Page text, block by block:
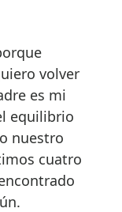
volver
es mi
equilibrio
nuestro
cuatro